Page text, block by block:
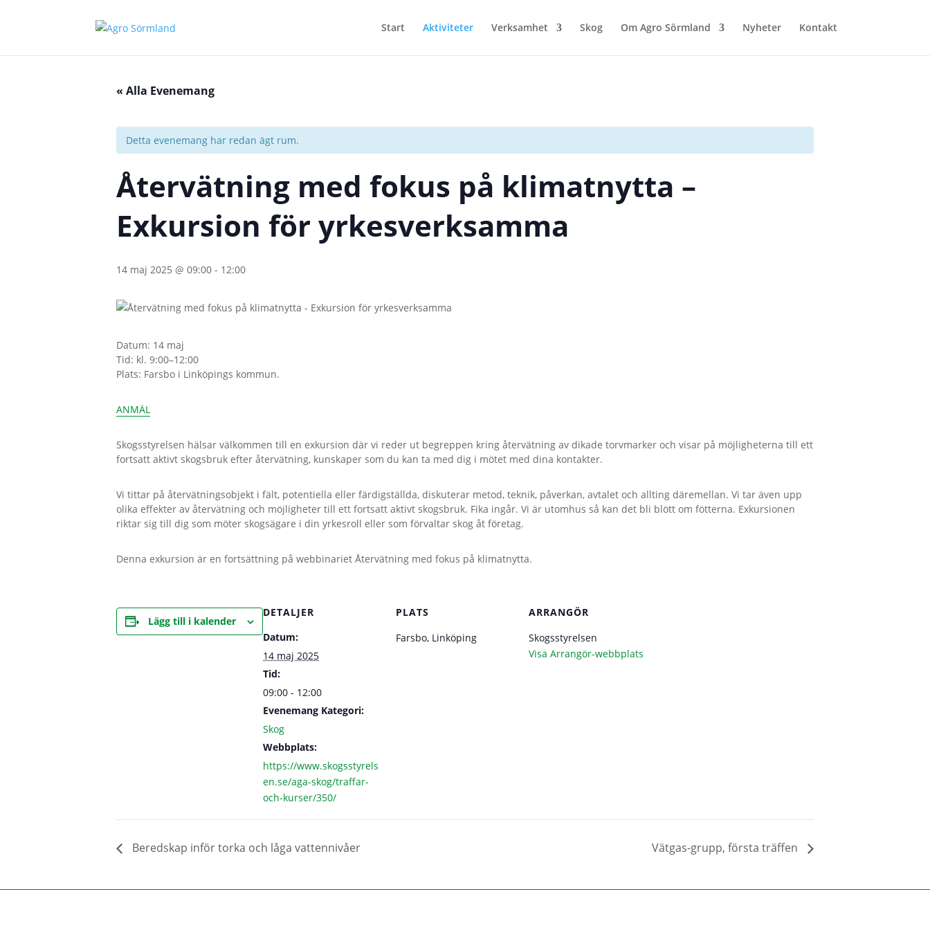
Start Aktiviteter Verksamhet Skog Om Agro Sörmland Nyheter Kontakt
« Alla Evenemang
Detta evenemang har redan ägt rum.
Återvätning med fokus på klimatnytta –
Exkursion för yrkesverksamma
14 maj 2025 @ 09:00 - 12:00
Datum: 14 maj
Tid: kl. 9:00–12:00
Plats: Farsbo i Linköpings kommun.
ANMÄL
Skogsstyrelsen hälsar välkommen till en exkursion där vi reder ut begreppen kring återvätning av dikade torvmarker och visar på möjligheterna till ett
fortsatt aktivt skogsbruk efter återvätning, kunskaper som du kan ta med dig i mötet med dina kontakter.
Vi tittar på återvätningsobjekt i fält, potentiella eller färdigställda, diskuterar metod, teknik, påverkan, avtalet och allting däremellan. Vi tar även upp
olika effekter av återvätning och möjligheter till ett fortsatt aktivt skogsbruk. Fika ingår. Vi är utomhus så kan det bli blött om fötterna. Exkursionen
riktar sig till dig som möter skogsägare i din yrkesroll eller som förvaltar skog åt företag.
Denna exkursion är en fortsättning på webbinariet Återvätning med fokus på klimatnytta.
Lägg till i kalender
DETALJER
Datum:
14 maj 2025
Tid:
09:00 - 12:00
Evenemang Kategori:
Skog
Webbplats:
https://www.skogsstyrels
en.se/aga-skog/traffar-
och-kurser/350/
PLATS
Farsbo, Linköping
ARRANGÖR
Skogsstyrelsen
Visa Arrangör-webbplats
Beredskap inför torka och låga vattennivåer Vätgas-grupp, första träffen